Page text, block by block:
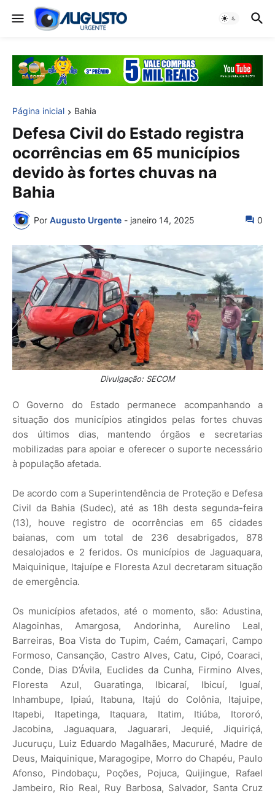
Página inicial Bahia
Defesa Civil do Estado registra
ocorrências em 65 municípios
devido às fortes chuvas na
Bahia
Por Augusto Urgente - janeiro 14, 2025 0
Divulgação: SECOM
O Governo do Estado permanece acompanhando a
situação dos municípios atingidos pelas fortes chuvas
dos últimos dias, mantendo órgãos e secretarias
mobilizadas para apoiar e oferecer o suporte necessário
à população afetada.
De acordo com a Superintendência de Proteção e Defesa
Civil da Bahia (Sudec), até as 18h desta segunda-feira
(13), houve registro de ocorrências em 65 cidades
baianas, com um total de 236 desabrigados, 878
desalojados e 2 feridos. Os municípios de Jaguaquara,
Maiquinique, Itajuípe e Floresta Azul decretaram situação
de emergência.
Os municípios afetados, até o momento, são: Adustina,
Alagoinhas, Amargosa, Andorinha, Aurelino Leal,
Barreiras, Boa Vista do Tupim, Caém, Camaçari, Campo
Formoso, Cansanção, Castro Alves, Catu, Cipó, Coaraci,
Conde, Dias D’Ávila, Euclides da Cunha, Firmino Alves,
Floresta Azul, Guaratinga, Ibicaraí, Ibicuí, Iguaí,
Inhambupe, Ipiaú, Itabuna, ⁠Itajú do Colônia, Itajuipe,
Itapebi, Itapetinga, Itaquara, Itatim, Itiúba, Itororó,
Jacobina, Jaguaquara, Jaguarari, Jequié, Jiquiriçá,
Jucuruçu, Luiz Eduardo Magalhães, Macururé, Madre de
Deus, Maiquinique, Maragogipe, Morro do Chapéu, Paulo
Afonso, Pindobaçu, Poções, Pojuca, Quijingue, Rafael
Jambeiro, Rio Real, Ruy Barbosa, Salvador, Santa Cruz